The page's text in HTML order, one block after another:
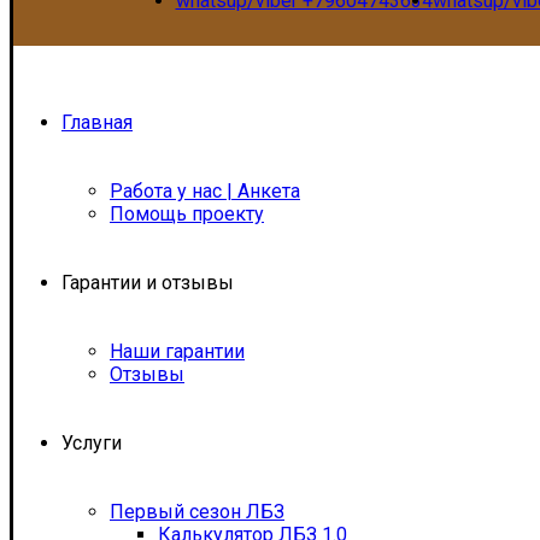
Главная
Работа у нас | Анкета
Помощь проекту
Гарантии и отзывы
Наши гарантии
Отзывы
Услуги
Первый сезон ЛБЗ
Калькулятор ЛБЗ 1.0